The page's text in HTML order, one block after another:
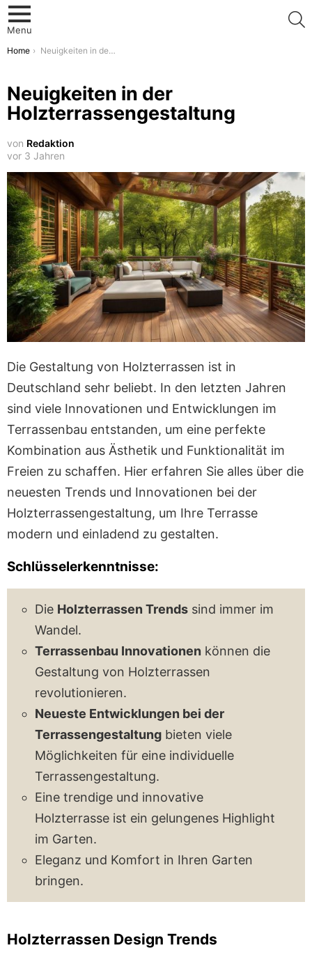
Menu
You are here:
Home Neuigkeiten in der Holzterrassengestaltung
Neuigkeiten in der
Holzterrassengestaltung
von Redaktion
vor 3 Jahren
Die Gestaltung von Holzterrassen ist in
Deutschland sehr beliebt. In den letzten Jahren
sind viele Innovationen und Entwicklungen im
Terrassenbau entstanden, um eine perfekte
Kombination aus Ästhetik und Funktionalität im
Freien zu schaffen. Hier erfahren Sie alles über die
neuesten Trends und Innovationen bei der
Holzterrassengestaltung, um Ihre Terrasse
modern und einladend zu gestalten.
Schlüsselerkenntnisse:
Die Holzterrassen Trends sind immer im
Wandel.
Terrassenbau Innovationen können die
Gestaltung von Holzterrassen
revolutionieren.
Neueste Entwicklungen bei der
Terrassengestaltung bieten viele
Möglichkeiten für eine individuelle
Terrassengestaltung.
Eine trendige und innovative
Holzterrasse ist ein gelungenes Highlight
im Garten.
Eleganz und Komfort in Ihren Garten
bringen.
Holzterrassen Design Trends